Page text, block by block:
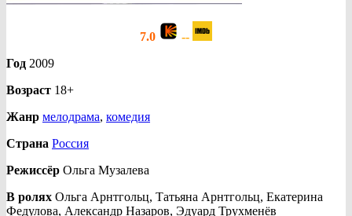
7.0
--
Год 2009
Возраст 18+
Жанр мелодрама, комедия
Страна Россия
Режиссёр Ольга Музалева
В ролях Ольга Арнтгольц, Татьяна Арнтгольц, Екатерина
Федулова, Александр Назаров, Эдуард Трухменёв